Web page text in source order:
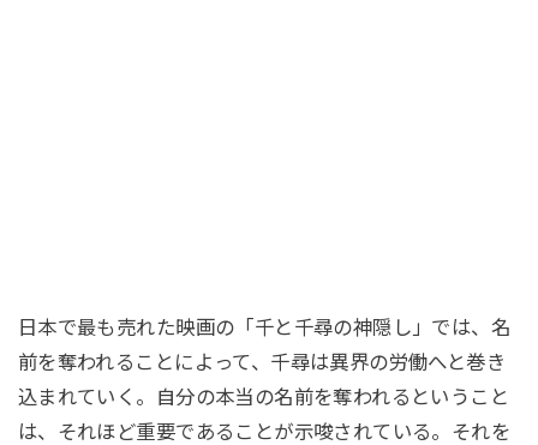
日本で最も売れた映画の「千と千尋の神隠し」では、名
前を奪われることによって、千尋は異界の労働へと巻き
込まれていく。自分の本当の名前を奪われるということ
は、それほど重要であることが示唆されている。それを